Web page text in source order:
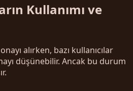
Kullanımı ve
alırken, bazı kullanıcılar
düşünebilir. Ancak bu durum